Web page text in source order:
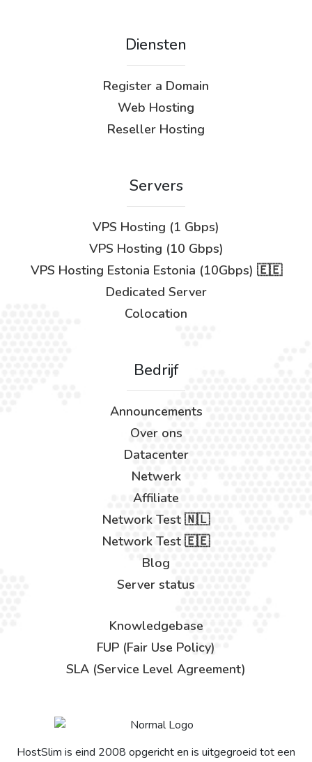
Diensten
Register a Domain
Web Hosting
Reseller Hosting
Servers
VPS Hosting (1 Gbps)
VPS Hosting (10 Gbps)
VPS Hosting Estonia Estonia (10Gbps) 🇪🇪
Dedicated Server
Colocation
Bedrijf
Announcements
Over ons
Datacenter
Netwerk
Affiliate
Network Test 🇳🇱
Network Test 🇪🇪
Blog
Server status
Knowledgebase
FUP (Fair Use Policy)
SLA (Service Level Agreement)
HostSlim is eind 2008 opgericht en is uitgegroeid tot een